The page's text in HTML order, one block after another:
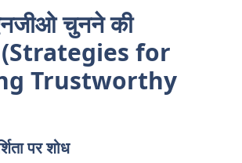
चुनने की
(Strategies for
Trustworthy
पर शोध